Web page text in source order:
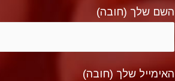
השם שלך (חובה)
האימייל שלך (חובה)